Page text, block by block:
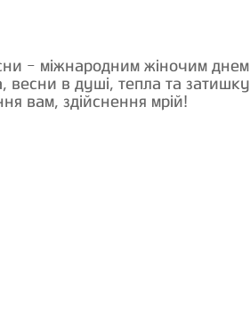
- міжнародним жіночим днем
весни в душі, тепла та затишку
вам, здійснення мрій!